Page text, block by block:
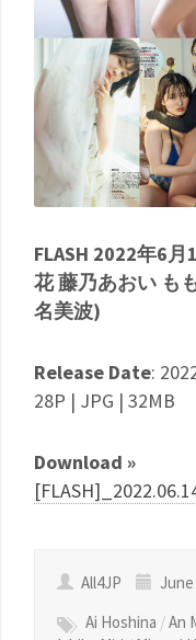
FLASH 2022年6
花 藤乃あおい も
名美波)
Release Date:
28P | JPG | 32MB
Download »
All4JP
June
Ai Hoshina /An